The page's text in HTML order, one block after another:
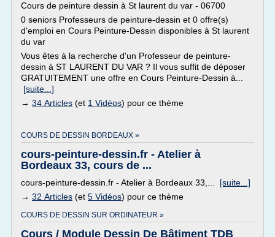
Cours de peinture dessin à St laurent du var - 06700
0 seniors Professeurs de peinture-dessin et 0 offre(s)
d'emploi en Cours Peinture-Dessin disponibles à St laurent
du var
Vous êtes à la recherche d'un Professeur de peinture-
dessin à ST LAURENT DU VAR ? Il vous suffit de déposer
GRATUITEMENT une offre en Cours Peinture-Dessin à...
[suite...]
→ 34 Articles (et 1 Vidéos) pour ce thème
COURS DE DESSIN BORDEAUX »
cours-peinture-dessin.fr - Atelier à
Bordeaux 33, cours de ...
cours-peinture-dessin.fr - Atelier à Bordeaux 33,... [suite...]
→ 32 Articles (et 5 Vidéos) pour ce thème
COURS DE DESSIN SUR ORDINATEUR »
Cours / Module Dessin De Bâtiment TDB